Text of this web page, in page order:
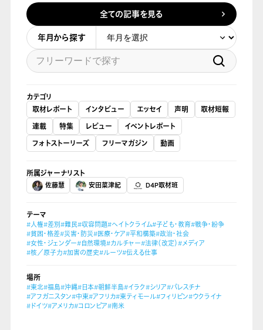
全ての記事を見る
年月から探す
カテゴリ
取材レポート
インタビュー エッセイ 声明
取材短報
連載
特集 レビュー
イベントレポート
フォトストーリーズ
フリーマガジン 動画
所属ジャーナリスト
佐藤慧 安田菜津紀 D4P取材班
テーマ
#人権#差別#難民#収容問題#ヘイトクライム#子ども・教育#戦争・紛争
#貧困・格差#災害・防災#医療・ケア#平和構築#政治・社会
#女性・ジェンダー#自然環境#カルチャー#法律（改定）#メディア
#核／原子力#加害の歴史#ルーツ#伝える仕事
場所
#東北#福島#沖縄#日本#朝鮮半島#イラク#シリア#パレスチナ
#アフガニスタン#中東#アフリカ#東ティモール#フィリピン#ウクライナ
#ドイツ#アメリカ#コロンビア#南米